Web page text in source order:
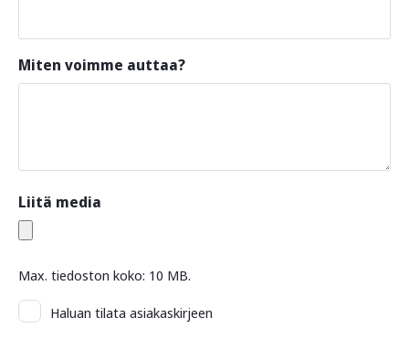
Miten voimme auttaa?
Liitä media
Max. tiedoston koko: 10 MB.
Asiakaskirje
Haluan tilata asiakaskirjeen